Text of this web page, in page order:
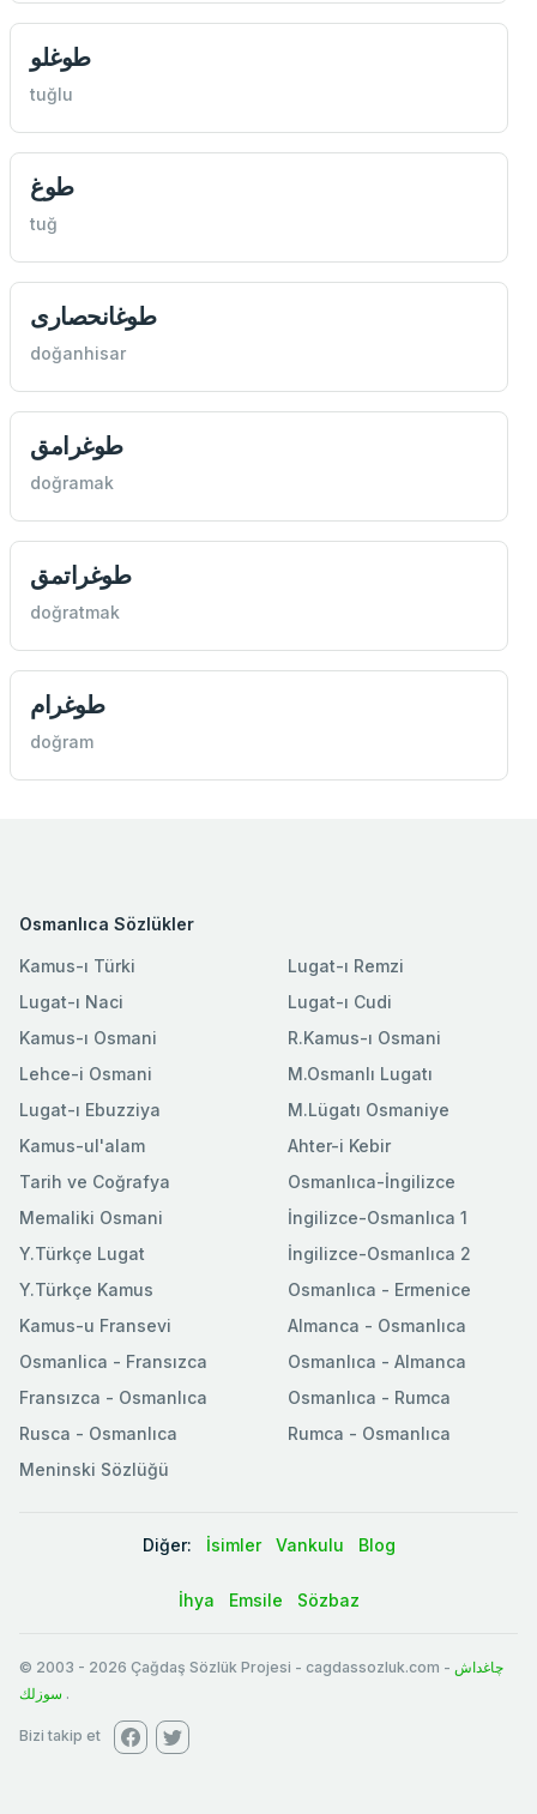
طوغلو
tuğlu
طوغ
tuğ
طوغانحصاری
doğanhisar
طوغرامق
doğramak
طوغراتمق
doğratmak
طوغرام
doğram
Osmanlıca Sözlükler
Kamus-ı Türki
Lugat-ı Naci
Kamus-ı Osmani
Lehce-i Osmani
Lugat-ı Ebuzziya
Lugat-ı Remzi
Lugat-ı Cudi
R.Kamus-ı Osmani
M.Osmanlı Lugatı
M.Lügatı Osmaniye
Kamus-ul'alam
Tarih ve Coğrafya
Memaliki Osmani
Y.Türkçe Lugat
Y.Türkçe Kamus
Ahter-i Kebir
Osmanlıca-İngilizce
İngilizce-Osmanlıca 1
İngilizce-Osmanlıca 2
Osmanlıca - Ermenice
Kamus-u Fransevi
Osmanlica - Fransızca
Fransızca - Osmanlıca
Rusca - Osmanlıca
Meninski Sözlüğü
Almanca - Osmanlıca
Osmanlıca - Almanca
Osmanlıca - Rumca
Rumca - Osmanlıca
Diğer: İsimler Vankulu Blog
İhya Emsile Sözbaz
© 2003 - 2026 Çağdaş Sözlük Projesi - cagdassozluk.com - چاغداش
سوزلك .
Bizi takip et